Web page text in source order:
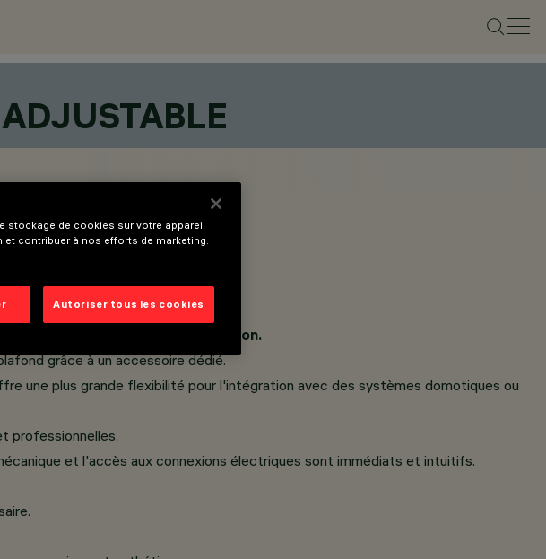
lumineux lors de l'installation.
grâce à un accessoire dédié.
une plus grande flexibilité pour l'intégration avec des systèmes domotiques ou
professionnelles.
et l'accès aux connexions électriques sont immédiats et intuitifs.
stockage de cookies sur votre appareil
contribuer à nos efforts de marketing.
Autoriser tous les cookies